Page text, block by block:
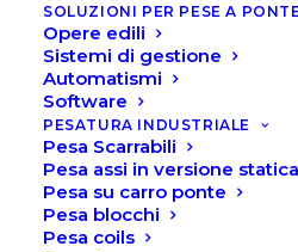
SOLUZIONI PER PESE A
Opere edili
Sistemi di gestione
Automatismi
Software
PESATURA INDUSTRIALE
Pesa Scarrabili
Pesa assi in versione
Pesa su carro ponte
Pesa blocchi
Pesa coils
BILANCE
statiche e
Le bilance Pesa Assi
tutte le applicazioni in
con rapidità e